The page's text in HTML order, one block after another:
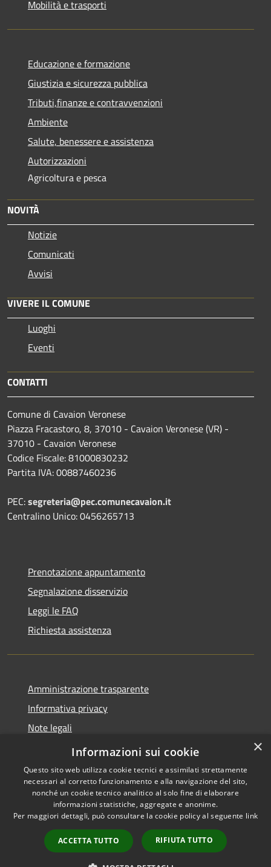
Mobilità e trasporti
Educazione e formazione
Giustizia e sicurezza pubblica
Tributi,finanze e contravvenzioni
Ambiente
Salute, benessere e assistenza
Autorizzazioni
Agricoltura e pesca
NOVITÀ
Notizie
Comunicati
Avvisi
VIVERE IL COMUNE
Luoghi
Eventi
CONTATTI
Comune di Cavaion Veronese
Piazza Fracastoro, 8, 37010 - Cavaion Veronese (VR) -
37010 - Cavaion Veronese
Codice Fiscale: 81000830232
Partita IVA: 00887460236
PEC:segreteria@pec.comunecavaion.it
Centralino Unico: 0456265713
Prenotazione appuntamento
Segnalazione disservizio
Leggi le FAQ
Richiesta assistenza
Amministrazione trasparente
Informativa privacy
Note legali
Dichiarazione di accessibilità
Accessibilità
Copyright © 2026 • Comune di
Cavaion Veronese • Powered
byMunicipium
Accesso
redazione
×
Informazioni sui cookie
Questo sito web utilizza cookie tecnici e assimilati strettamente
necessari al corretto funzionamento e alla navigazione del sito,
nonché un cookie tecnico analitico al solo fine di elaborare
informazioni statistiche, aggregate e anonime.
Per maggiori dettagli, può consultare la cookie policy al seguente link
ACCETTA TUTTO RIFIUTA TUTTO